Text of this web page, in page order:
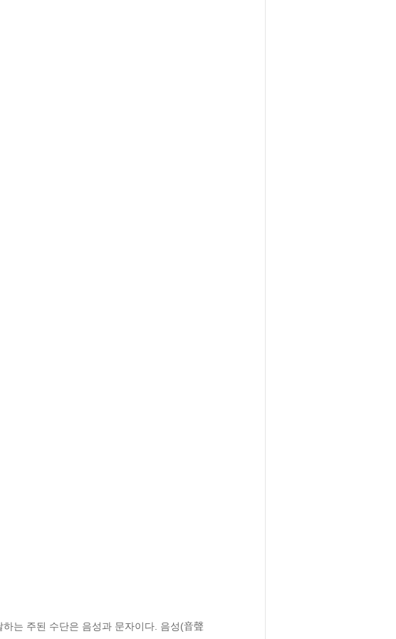
는 주된 수단은 음성과 문자이다. 음성(音聲